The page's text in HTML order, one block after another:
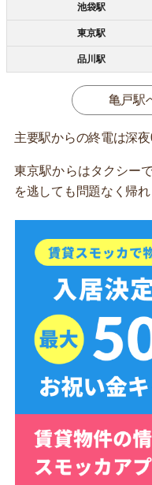
池袋駅
東京駅
品川駅
亀戸駅
主要駅からの終電は深夜
東京駅からはタクシー
を逃しても問題なく帰れ